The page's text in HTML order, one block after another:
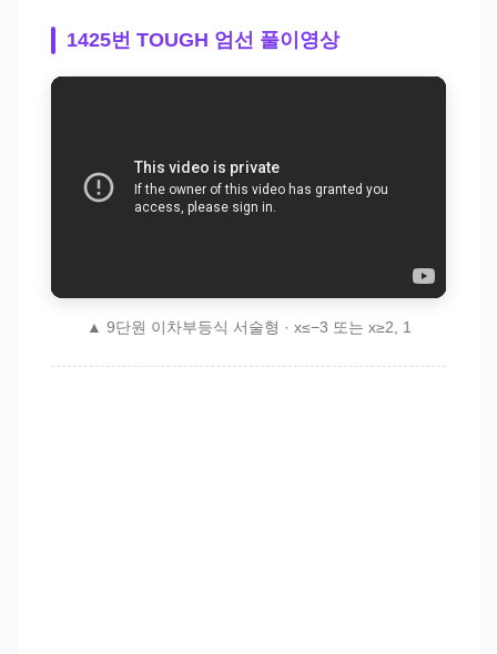
1425번 TOUGH 엄선 풀이영상
▲ 9단원 이차부등식 서술형 · x≤−3 또는 x≥2, 1